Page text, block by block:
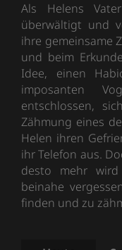
Als Helens
überwältigt und
ihre gemeinsame
und beim
Idee, einen
imposanten
entschlossen,
Zähmung eines
Helen ihren
ihr Telefon aus.
desto mehr
beinahe
finden und zu